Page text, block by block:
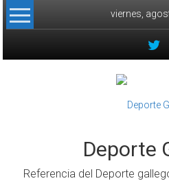
Skip to content
viernes,
Deporte
Referencia del Deporte